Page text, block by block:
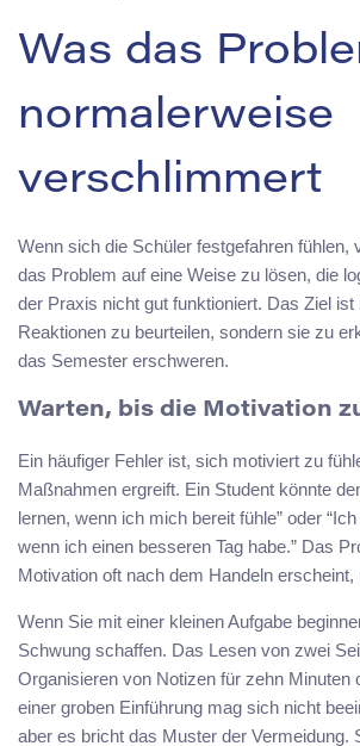
Was das
normalerweise
verschlimmert
Wenn sich die Schüler festgefahren fühlen,
das Problem auf eine Weise zu lösen, die
der Praxis nicht gut funktioniert. Das Ziel ist
Reaktionen zu beurteilen, sondern sie zu
das Semester erschweren.
Warten, bis die Motivation
Ein häufiger Fehler ist, sich motiviert zu
Maßnahmen ergreift. Ein Student könnte
lernen, wenn ich mich bereit fühle” oder
wenn ich einen besseren Tag habe.” Das
Motivation oft nach dem Handeln erscheint,
Wenn Sie mit einer kleinen Aufgabe
Schwung schaffen. Das Lesen von zwei
Organisieren von Notizen für zehn Minuten
einer groben Einführung mag sich nicht
aber es bricht das Muster der Vermeidung.